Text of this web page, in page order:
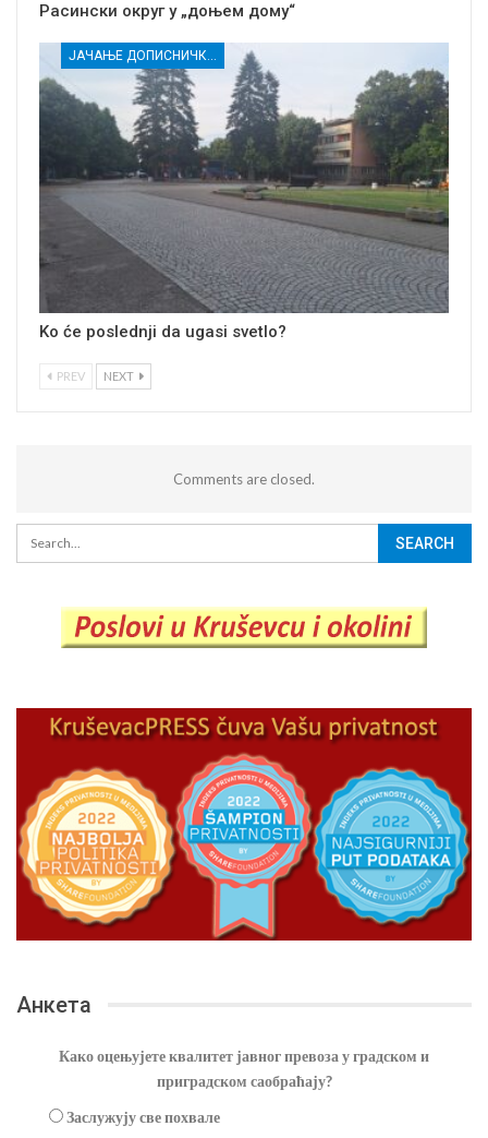
Расински округ у „доњем дому“
ЈАЧАЊЕ ДОПИСНИЧКЕ МРЕЖЕ НЕЗАВИСНИХ МЕДИЈА У РАСИНСКОМ ОКРУГУ
Ko će poslednji da ugasi svetlo?
PREV NEXT
Comments are closed.
Анкета
Како оцењујете квалитет јавног превоза у градском и
приградском саобраћају?
Заслужују све похвале